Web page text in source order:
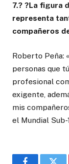
7.? ?La figura
representa
compañeros
Roberto Peña:
personas que
profesional
exigente,
mis
el Mundial Sub-